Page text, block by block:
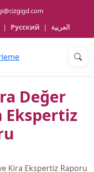
| Русский | العربية
Değer
Ekspertiz
Kira Ekspertiz Raporu